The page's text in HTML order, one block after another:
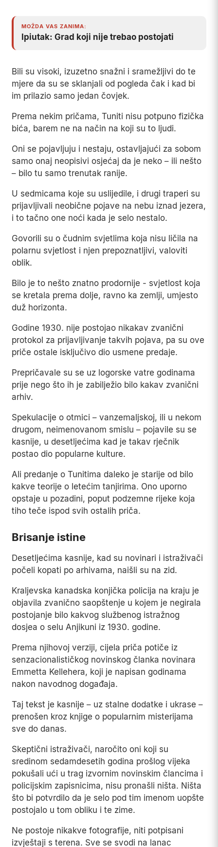
MOŽDA VAS ZANIMA:
Ipiutak: Grad koji nije trebao postojati
Bili su visoki, izuzetno snažni i sramežljivi do te
mjere da su se sklanjali od pogleda čak i kad bi
im prilazio samo jedan čovjek.
Prema nekim pričama, Tuniti nisu potpuno fizička
bića, barem ne na način na koji su to ljudi.
Oni se pojavljuju i nestaju, ostavljajući za sobom
samo onaj neopisivi osjećaj da je neko – ili nešto
– bilo tu samo trenutak ranije.
U sedmicama koje su uslijedile, i drugi traperi su
prijavljivali neobične pojave na nebu iznad jezera,
i to tačno one noći kada je selo nestalo.
Govorili su o čudnim svjetlima koja nisu ličila na
polarnu svjetlost i njen prepoznatljivi, valoviti
oblik.
Bilo je to nešto znatno prodornije - svjetlost koja
se kretala prema dolje, ravno ka zemlji, umjesto
duž horizonta.
Godine 1930. nije postojao nikakav zvanični
protokol za prijavljivanje takvih pojava, pa su ove
priče ostale isključivo dio usmene predaje.
Prepričavale su se uz logorske vatre godinama
prije nego što ih je zabilježio bilo kakav zvanični
arhiv.
Spekulacije o otmici – vanzemaljskoj, ili u nekom
drugom, neimenovanom smislu – pojavile su se
kasnije, u desetljećima kad je takav rječnik
postao dio popularne kulture.
Ali predanje o Tunitima daleko je starije od bilo
kakve teorije o letećim tanjirima. Ono uporno
opstaje u pozadini, poput podzemne rijeke koja
tiho teče ispod svih ostalih priča.
Brisanje istine
Desetljećima kasnije, kad su novinari i istraživači
počeli kopati po arhivama, naišli su na zid.
Kraljevska kanadska konjička policija na kraju je
objavila zvanično saopštenje u kojem je negirala
postojanje bilo kakvog službenog istražnog
dosjea o selu Anjikuni iz 1930. godine.
Prema njihovoj verziji, cijela priča potiče iz
senzacionalističkog novinskog članka novinara
Emmetta Kellehera, koji je napisan godinama
nakon navodnog događaja.
Taj tekst je kasnije – uz stalne dodatke i ukrase –
prenošen kroz knjige o popularnim misterijama
sve do danas.
Skeptični istraživači, naročito oni koji su
sredinom sedamdesetih godina prošlog vijeka
pokušali ući u trag izvornim novinskim člancima i
policijskim zapisnicima, nisu pronašli ništa. Ništa
što bi potvrdilo da je selo pod tim imenom uopšte
postojalo u tom obliku i te zime.
Ne postoje nikakve fotografije, niti potpisani
izvještaji s terena. Sve se svodi na lanac